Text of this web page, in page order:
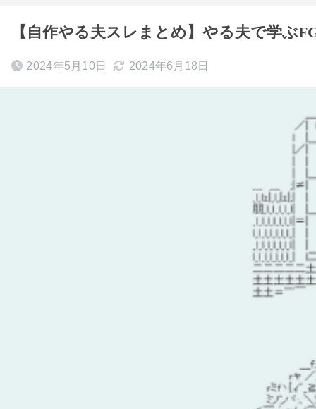
【自作やる夫スレまとめ】やる夫で学ぶ
2024年5月10日 2024年6月18日